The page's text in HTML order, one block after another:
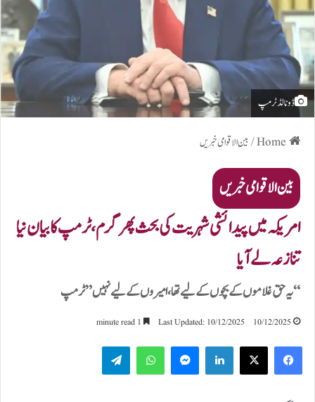
ڈونالڈ ٹرمپ
/بین الاقوامی خبریں
بین الاقوامی خبریں
امریکہ میں پیدائشی شہریت کی بحث پھر گرم، ٹرمپ کا بیان نیا
تنازعہ لے آیا
“یہ حق غلاموں کے بچوں کے لیے تھا، امیروں کے لیے نہیں” ٹرمپ
10/12/2025
Last Updated: 10/12/2025
LinkedIn
WhatsApp